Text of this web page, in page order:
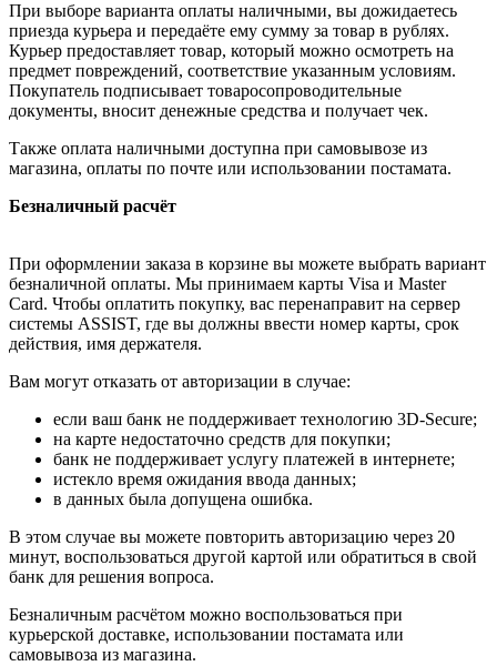
При выборе варианта оплаты наличными, вы дожидаетесь
приезда курьера и передаёте ему сумму за товар в рублях.
Курьер предоставляет товар, который можно осмотреть на
предмет повреждений, соответствие указанным условиям.
Покупатель подписывает товаросопроводительные
документы, вносит денежные средства и получает чек.
Также оплата наличными доступна при самовывозе из
магазина, оплаты по почте или использовании постамата.
Безналичный расчёт
При оформлении заказа в корзине вы можете выбрать вариант
безналичной оплаты. Мы принимаем карты Visa и Master
Card. Чтобы оплатить покупку, вас перенаправит на сервер
системы ASSIST, где вы должны ввести номер карты, срок
действия, имя держателя.
Вам могут отказать от авторизации в случае:
если ваш банк не поддерживает технологию 3D-Secure;
на карте недостаточно средств для покупки;
банк не поддерживает услугу платежей в интернете;
истекло время ожидания ввода данных;
в данных была допущена ошибка.
В этом случае вы можете повторить авторизацию через 20
минут, воспользоваться другой картой или обратиться в свой
банк для решения вопроса.
Безналичным расчётом можно воспользоваться при
курьерской доставке, использовании постамата или
самовывоза из магазина.